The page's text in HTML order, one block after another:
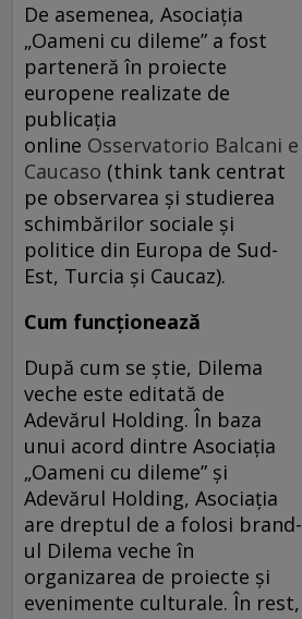
De asemenea, Asociația
„Oameni cu dileme” a fost
parteneră în proiecte
europene realizate de
publicația
online Osservatorio Balcani e
Caucaso (think tank centrat
pe observarea şi studierea
schimbărilor sociale şi
politice din Europa de Sud-
Est, Turcia şi Caucaz).
Cum funcționează
După cum se știe, Dilema
veche este editată de
Adevărul Holding. În baza
unui acord dintre Asociația
„Oameni cu dileme” și
Adevărul Holding, Asociația
are dreptul de a folosi brand-
ul Dilema veche în
organizarea de proiecte și
evenimente culturale. În rest,